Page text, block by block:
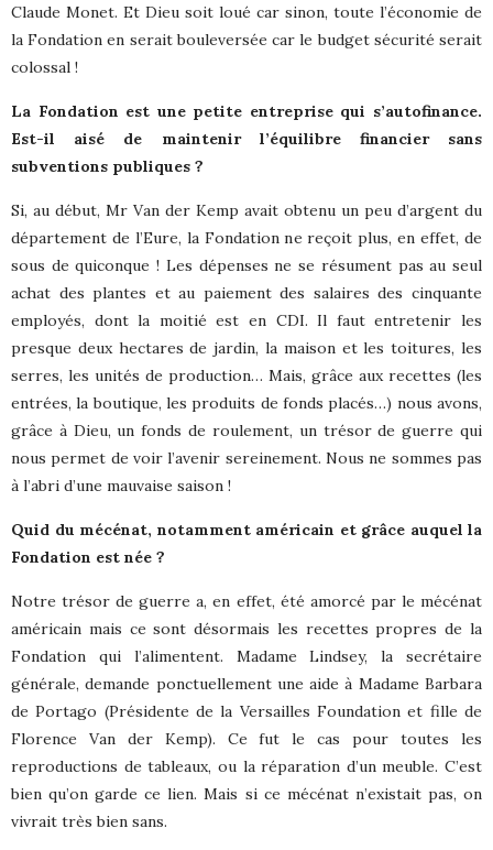
Claude Monet. Et Dieu soit loué car sinon, toute l’économie de
la Fondation en serait bouleversée car le budget sécurité serait
colossal !
La Fondation est une petite entreprise qui s’autofinance.
Est-il aisé de maintenir l’équilibre financier sans
subventions publiques ?
Si, au début, Mr Van der Kemp avait obtenu un peu d’argent du
département de l’Eure, la Fondation ne reçoit plus, en effet, de
sous de quiconque ! Les dépenses ne se résument pas au seul
achat des plantes et au paiement des salaires des cinquante
employés, dont la moitié est en CDI. Il faut entretenir les
presque deux hectares de jardin, la maison et les toitures, les
serres, les unités de production… Mais, grâce aux recettes (les
entrées, la boutique, les produits de fonds placés…) nous avons,
grâce à Dieu, un fonds de roulement, un trésor de guerre qui
nous permet de voir l’avenir sereinement. Nous ne sommes pas
à l’abri d’une mauvaise saison !
Quid du mécénat, notamment américain et grâce auquel la
Fondation est née ?
Notre trésor de guerre a, en effet, été amorcé par le mécénat
américain mais ce sont désormais les recettes propres de la
Fondation qui l’alimentent. Madame Lindsey, la secrétaire
générale, demande ponctuellement une aide à Madame Barbara
de Portago (Présidente de la Versailles Foundation et fille de
Florence Van der Kemp). Ce fut le cas pour toutes les
reproductions de tableaux, ou la réparation d’un meuble. C’est
bien qu’on garde ce lien. Mais si ce mécénat n’existait pas, on
vivrait très bien sans.